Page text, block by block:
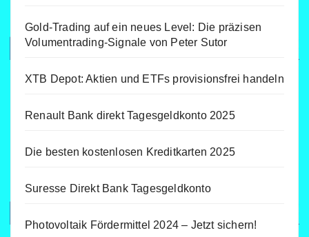
Gold-Trading auf ein neues Level: Die präzisen
Volumentrading-Signale von Peter Sutor
XTB Depot: Aktien und ETFs provisionsfrei handeln
Renault Bank direkt Tagesgeldkonto 2025
Die besten kostenlosen Kreditkarten 2025
Suresse Direkt Bank Tagesgeldkonto
Photovoltaik Fördermittel 2024 – Jetzt sichern!